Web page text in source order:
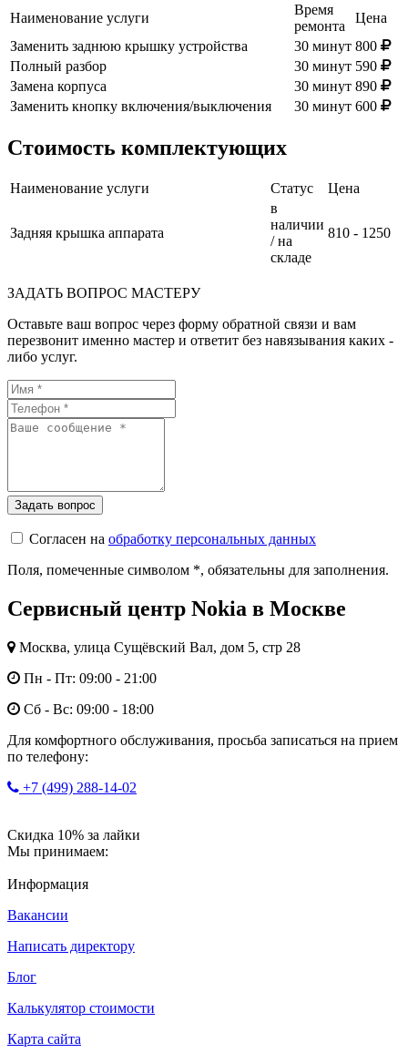
Наименование услуги
Время
ремонта
Цена
Заменить заднюю крышку устройства
30 минут 800
Полный разбор
30 минут 590
Замена корпуса
30 минут 890
Заменить кнопку включения/выключения
30 минут 600
Стоимость комплектующих
Наименование услуги Статус Цена
Задняя крышка аппарата
в
наличии
/ на
складе
810 - 1250
ЗАДАТЬ ВОПРОС МАСТЕРУ
Оставьте ваш вопрос через форму обратной связи и вам
перезвонит именно мастер и ответит без навязывания каких -
либо услуг.
Согласен на обработку персональных данных
Поля, помеченные символом *, обязательны для заполнения.
Сервисный центр Nokia в Москве
Москва, улица Сущёвский Вал, дом 5, стр 28
Пн - Пт: 09:00 - 21:00
Сб - Вс: 09:00 - 18:00
Для комфортного обслуживания, просьба записаться на прием
по телефону:
+7 (499) 288-14-02
Скидка 10% за лайки
Мы принимаем:
Информация
Вакансии
Написать директору
Блог
Калькулятор стоимости
Карта сайта